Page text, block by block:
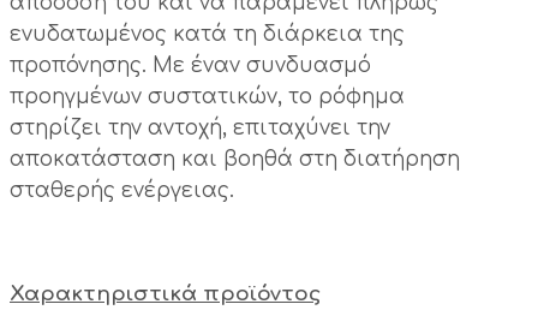
ενυδατωμένος κατά τη διάρκεια της
προπόνησης. Με έναν συνδυασμό
προηγμένων συστατικών, το ρόφημα
στηρίζει την αντοχή, επιταχύνει την
αποκατάσταση και βοηθά στη διατήρηση
σταθερής ενέργειας.
Χαρακτηριστικά προϊόντος